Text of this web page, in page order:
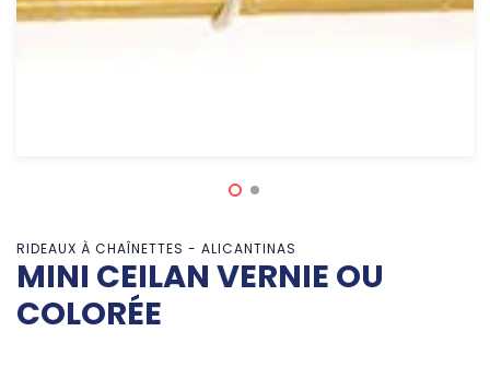
RIDEAUX À CHAÎNETTES - ALICANTINAS
MINI CEILAN VERNIE OU
COLORÉE